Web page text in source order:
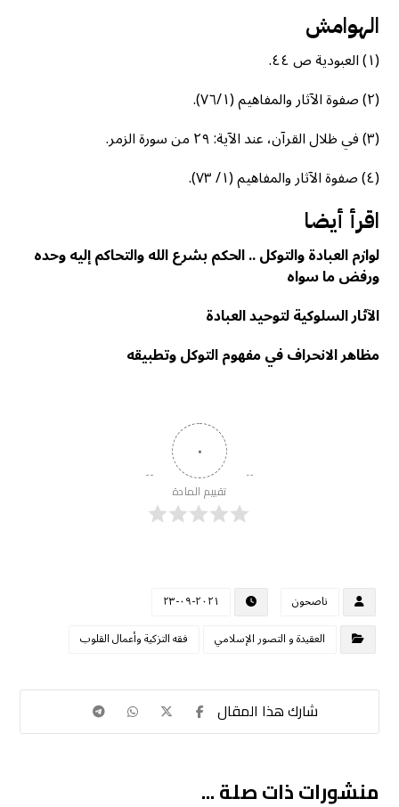
الهوامش
(١) العبودية ص ٤٤.
(۲) صفوة الآثار والمفاهيم (٧٦/١).
(٣) في ظلال القرآن، عند الآية: ٢٩ من سورة الزمر.
(٤) صفوة الآثار والمفاهیم (١/ ٧٣).
اقرأ أيضا
لوازم العبادة والتوكل .. الحكم بشرع الله والتحاكم إليه وحده
ورفض ما سواه
الآثار السلوكية لتوحيد العبادة
مظاهر الانحراف في مفهوم التوكل وتطبيقه
٠
تقييم المادة
ناصحون
٢٠٢١-٠٩-٢٣
العقيدة و التصور الإسلامي
فقه التزكية وأعمال القلوب
منشورات ذات صلة ...